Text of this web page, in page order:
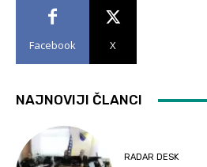
Facebook X
NAJNOVIJI ČLANCI
RADAR DESK